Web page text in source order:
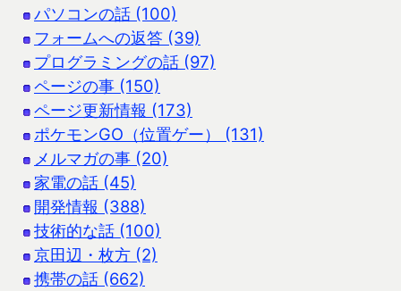
パソコンの話 (100)
フォームへの返答 (39)
プログラミングの話 (97)
ページの事 (150)
ページ更新情報 (173)
ポケモンGO（位置ゲー） (131)
メルマガの事 (20)
家電の話 (45)
開発情報 (388)
技術的な話 (100)
京田辺・枚方 (2)
携帯の話 (662)